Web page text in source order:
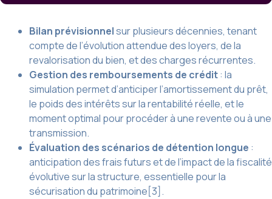
Bilan prévisionnelsur plusieurs décennies, tenant
compte de l’évolution attendue des loyers, de la
revalorisation du bien, et des charges récurrentes.
Gestion des remboursements de crédit: la
simulation permet d’anticiper l’amortissement du prêt,
le poids des intérêts sur la rentabilité réelle, et le
moment optimal pour procéder à une revente ou à une
transmission.
Évaluation des scénarios de détention longue :
anticipation des frais futurs et de l’impact de la fiscalité
évolutive sur la structure, essentielle pour la
sécurisation du patrimoine[3].